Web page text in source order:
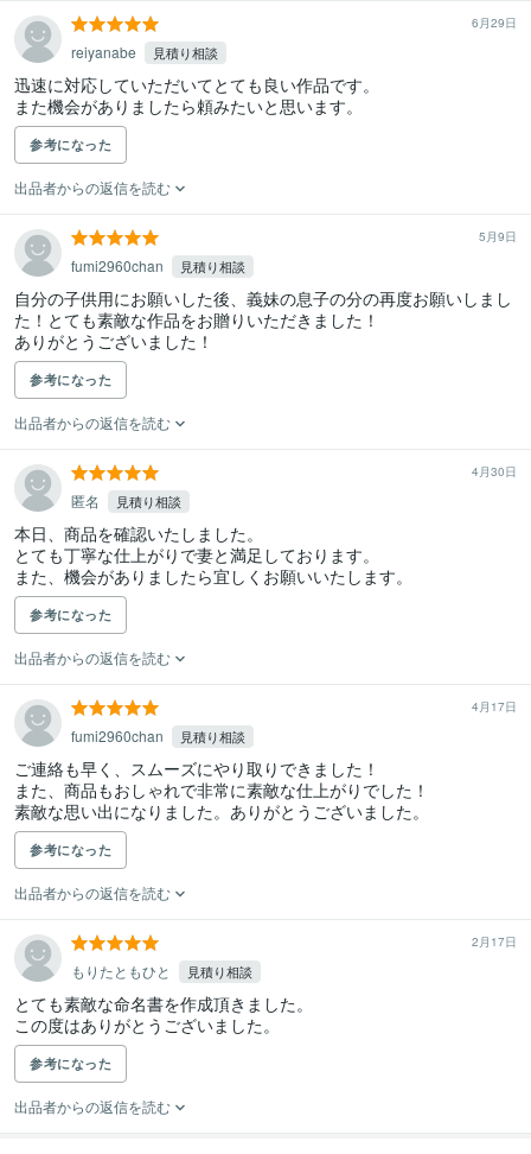
6月29日
reiyanabe 見積り相談
迅速に対応していただいてとても良い作品です。
また機会がありましたら頼みたいと思います。
参考になった
出品者からの返信を読む
5月9日
fumi2960chan 見積り相談
自分の子供用にお願いした後、義妹の息子の分の再度お願いしまし
た！とても素敵な作品をお贈りいただきました！
ありがとうございました！
参考になった
出品者からの返信を読む
4月30日
匿名 見積り相談
本日、商品を確認いたしました。
とても丁寧な仕上がりで妻と満足しております。
また、機会がありましたら宜しくお願いいたします。
参考になった
出品者からの返信を読む
4月17日
fumi2960chan 見積り相談
ご連絡も早く、スムーズにやり取りできました！
また、商品もおしゃれで非常に素敵な仕上がりでした！
素敵な思い出になりました。ありがとうございました。
参考になった
出品者からの返信を読む
2月17日
もりたともひと 見積り相談
とても素敵な命名書を作成頂きました。
この度はありがとうございました。
参考になった
出品者からの返信を読む